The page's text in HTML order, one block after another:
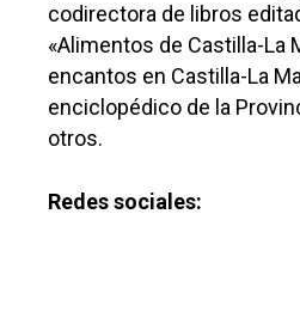
codirectora de libros
«Alimentos de Castilla-La
encantos en Castilla-La
enciclopédico de la
otros.
Redes sociales: